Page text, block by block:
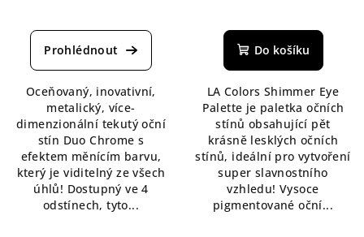
hodnocení
produktu
z
5
hvězdiček.
Oceňovaný, inovativní,
metalický, více-
dimenzionální tekutý oční
stín Duo Chrome s
efektem měnícím barvu,
který je viditelný ze všech
úhlů! Dostupný ve 4
odstínech, tyto...
Do košíku
LA Colors Shimmer Eye
Palette je paletka očních
stínů obsahující pět
krásně lesklých očních
stínů, ideální pro vytvoření
super slavnostního
vzhledu! Vysoce
pigmentované oční...